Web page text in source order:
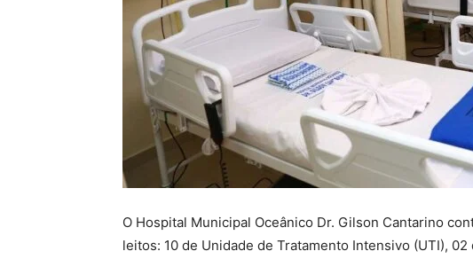
O Hospital Municipal Oceânico Dr. Gilson Cantarino
leitos: 10 de Unidade de Tratamento Intensivo (UTI),